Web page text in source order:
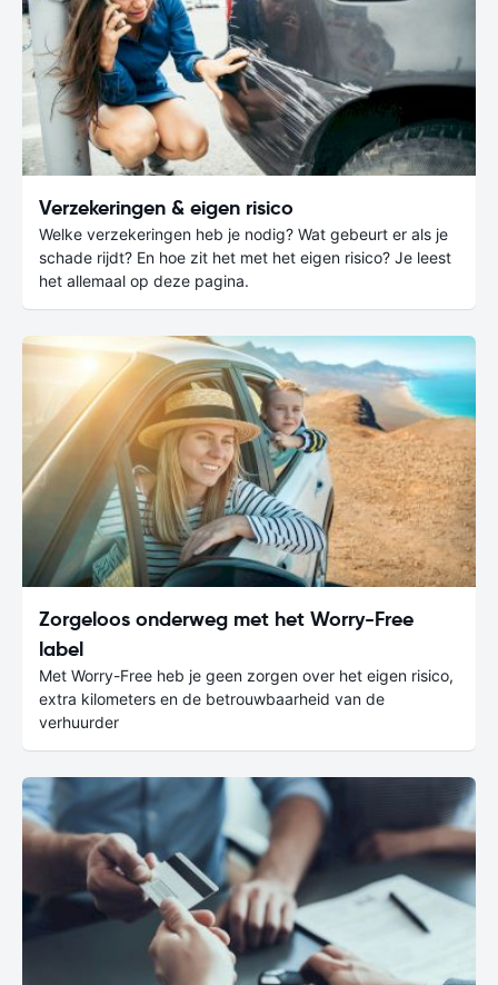
Verzekeringen & eigen risico
Welke verzekeringen heb je nodig? Wat gebeurt er als je
schade rijdt? En hoe zit het met het eigen risico? Je leest
het allemaal op deze pagina.
Zorgeloos onderweg met het Worry-Free
label
Met Worry-Free heb je geen zorgen over het eigen risico,
extra kilometers en de betrouwbaarheid van de
verhuurder